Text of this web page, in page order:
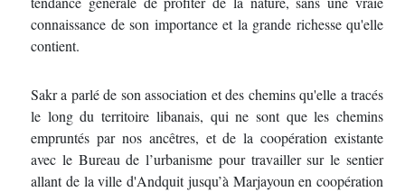
connaissance de son importance et la grande richesse qu'elle
contient.
Sakr a parlé de son association et des chemins qu'elle a tracés
le long du territoire libanais, qui ne sont que les chemins
empruntés par nos ancêtres, et de la coopération existante
avec le Bureau de l’urbanisme pour travailler sur le sentier
allant de la ville d'Andquit jusqu’à Marjayoun en coopération